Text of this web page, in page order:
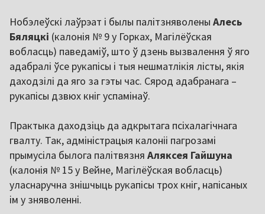
Нобэлеўскі лаўрэат і былы палітзняволены Алесь
Бяляцкі (калонія № 9 у Горках, Магілёўская
вобласць) паведаміў, што ў дзень вызвалення ў яго
адабралі ўсе рукапісы і тыя нешматлікія лісты, якія
даходзілі да яго за гэты час. Сярод адабранага –
рукапісы дзвюх кніг успамінаў.
Практыка даходзіць да адкрытага псіхалагічнага
гвалту. Так, адміністрацыя калоніі пагрозамі
прымусіла былога палітвязня Аляксея Гайшуна
(калонія № 15 у Вейне, Магілёўская вобласць)
уласнаручна знішчыць рукапісы трох кніг, напісаных
ім у зняволенні.